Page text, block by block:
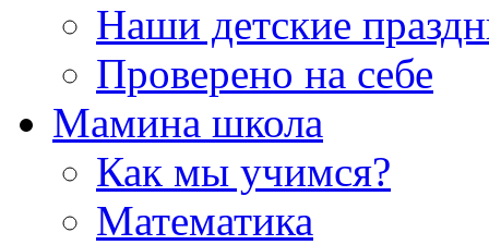
Наши детские
Проверено на себе
Мамина школа
Как мы учимся?
Математика